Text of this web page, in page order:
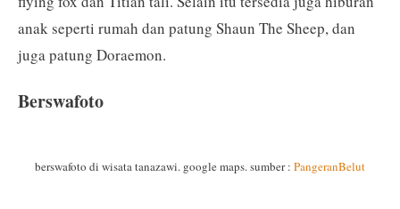
anak seperti rumah dan patung Shaun The Sheep, dan
juga patung Doraemon.
Berswafoto
berswafoto di wisata tanazawi. google maps. sumber : PangeranBelut